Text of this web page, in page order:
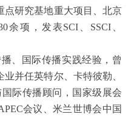
点研究基地重大项目、北京
余项，发表SCI SSCI
、国际传播实践经验，曾
并任英特尔、卡特彼勒、
际传播顾问，国家级展会
会议、米兰世博会中国